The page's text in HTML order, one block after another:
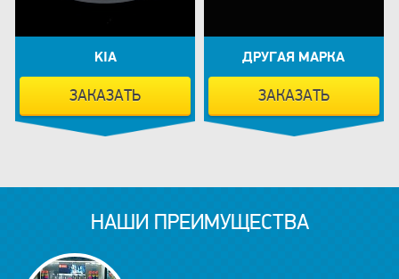
KIA
ЗАКАЗАТЬ
ДРУГАЯ МАРКА
ЗАКАЗАТЬ
НАШИ ПРЕИМУЩЕСТВА